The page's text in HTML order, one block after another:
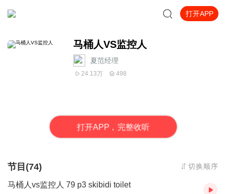
打开APP
马桶人VS监控人
夏范经理
24.13万 498
打开APP，完整收听
节目(74) 切换顺序
马桶人vs监控人 79 p3 skibidi toilet